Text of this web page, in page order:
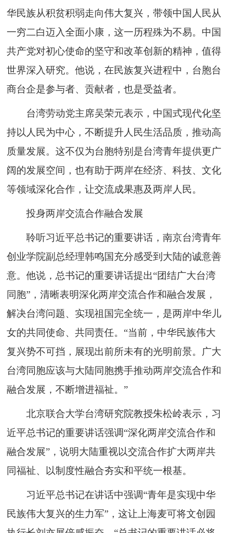
华民族从积贫积弱走向伟大复兴，带领中国人民从
一穷二白迈入全面小康，这一历程殊为不易。中国
共产党对初心使命的坚守和改革创新的精神，值得
世界深入研究。他说，在民族复兴进程中，台胞台
商台企是参与者、贡献者，也是受益者。
台湾劳动党主席吴荣元表示，中国式现代化坚
持以人民为中心，不断提升人民生活品质，推动高
质量发展。这不仅为台胞特别是台湾青年提供更广
阔的发展空间，也有助于两岸在经济、科技、文化
等领域深化合作，让交流成果惠及两岸人民。
投身两岸交流合作融合发展
聆听习近平总书记的重要讲话，南京台湾青年
创业学院副总经理韩鸣国充分感受到大陆的诚意善
意。他说，总书记的重要讲话提出“团结广大台湾
同胞”，清晰表明深化两岸交流合作和融合发展，
解决台湾问题、实现祖国完全统一，是两岸中华儿
女的共同使命、共同责任。“当前，中华民族伟大
复兴势不可挡，展现出前所未有的光明前景。广大
台湾同胞应该与大陆同胞携手推动两岸交流合作和
融合发展，不断增进福祉。”
北京联合大学台湾研究院教授朱松岭表示，习
近平总书记的重要讲话强调“深化两岸交流合作和
融合发展”，说明大陆重视以交流合作扩大两岸共
同福祉、以制度性融合夯实和平统一根基。
习近平总书记在讲话中强调“青年是实现中华
民族伟大复兴的生力军”，这让上海麦可将文创园